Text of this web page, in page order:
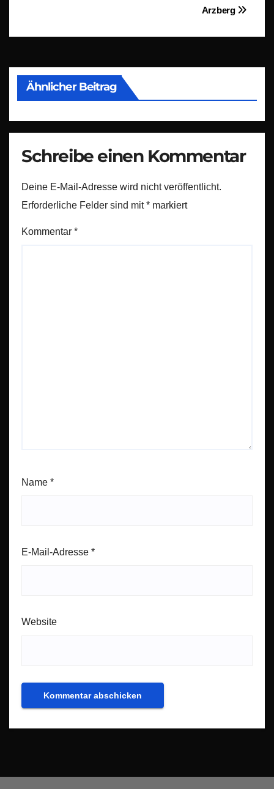
Arzberg
Ähnlicher Beitrag
Schreibe einen Kommentar
Deine E-Mail-Adresse wird nicht veröffentlicht.
Erforderliche Felder sind mit* markiert
Kommentar *
Name *
E-Mail-Adresse *
Website